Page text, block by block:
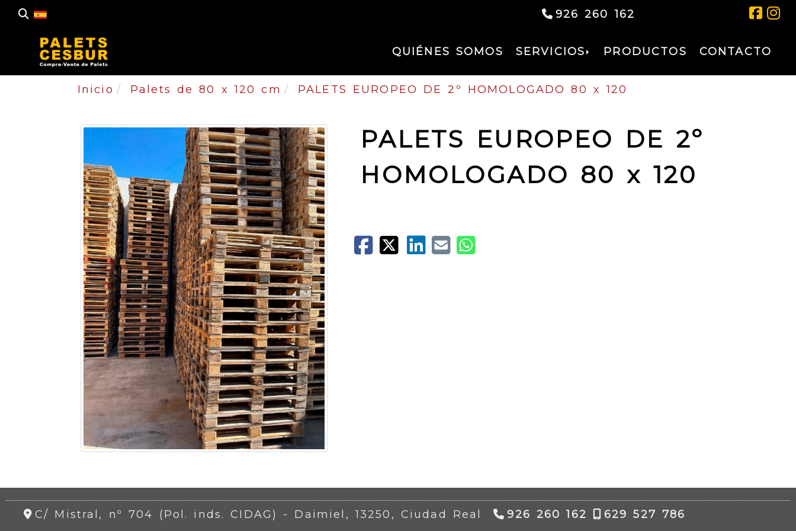
926 260 162
QUIÉNES SOMOS SERVICIOS PRODUCTOS CONTACTO
Inicio Palets de 80 x 120 cm PALETS EUROPEO DE 2º HOMOLOGADO 80 x 120
PALETS EUROPEO DE 2º
HOMOLOGADO 80 x 120
C/ Mistral, nº 704 (Pol. inds. CIDAG) - Daimiel,13250, Ciudad Real 926 260 162 629 527 786